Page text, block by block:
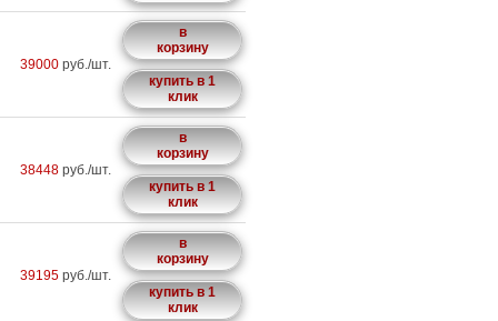
39000 руб./шт.
в
корзину
купить в 1
клик
38448 руб./шт.
в
корзину
купить в 1
клик
39195 руб./шт.
в
корзину
купить в 1
клик